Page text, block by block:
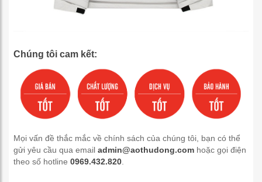
Chúng tôi cam kết:
Mọi vấn đề thắc mắc về chính sách của chúng tôi, bạn có thể
gửi yêu cầu qua email admin@aothudong.com hoặc gọi điện
theo số hotline 0969.432.820